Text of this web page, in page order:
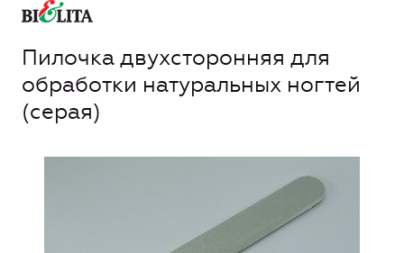
Пилочка двухсторонняя для
обработки натуральных ногтей
(серая)